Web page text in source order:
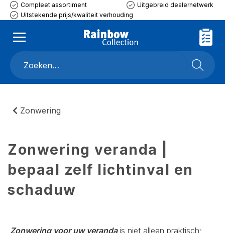
Compleet assortiment
Uitgebreid dealernetwerk
Uitstekende prijs/kwaliteit verhouding
Zonwering
Zonwering veranda |
bepaal zelf lichtinval en
schaduw
Zonwering voor uw verandais niet alleen praktisch;